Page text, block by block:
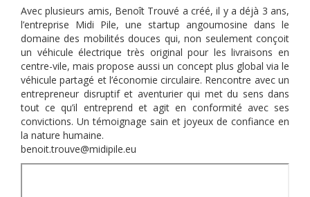
Avec plusieurs amis, Benoît Trouvé a créé, il y a déjà 3 ans,
l’entreprise Midi Pile, une startup angoumosine dans le
domaine des mobilités douces qui, non seulement conçoit
un véhicule électrique très original pour les livraisons en
centre-vile, mais propose aussi un concept plus global via le
véhicule partagé et l’économie circulaire. Rencontre avec un
entrepreneur disruptif et aventurier qui met du sens dans
tout ce qu’il entreprend et agit en conformité avec ses
convictions. Un témoignage sain et joyeux de confiance en
la nature humaine.
benoit.trouve@midipile.eu